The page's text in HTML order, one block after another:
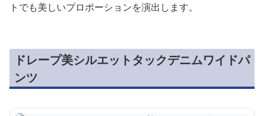
トでも美しいプロポーションを演出します。
ドレープ美シルエットタックデニムワイドパ
ンツ